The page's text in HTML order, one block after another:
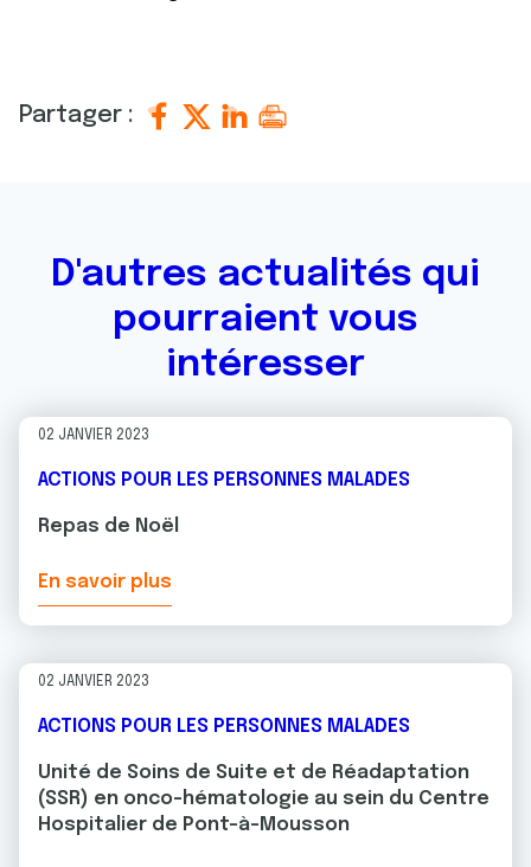
Partager :
D'autres actualités qui
pourraient vous
intéresser
02 JANVIER 2023
ACTIONS POUR LES PERSONNES MALADES
Repas de Noël
En savoir plus
02 JANVIER 2023
ACTIONS POUR LES PERSONNES MALADES
Unité de Soins de Suite et de Réadaptation
(SSR) en onco-hématologie au sein du Centre
Hospitalier de Pont-à-Mousson